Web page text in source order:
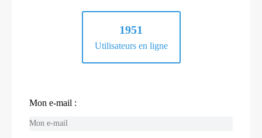
1951
Utilisateurs en ligne
Mon e-mail :